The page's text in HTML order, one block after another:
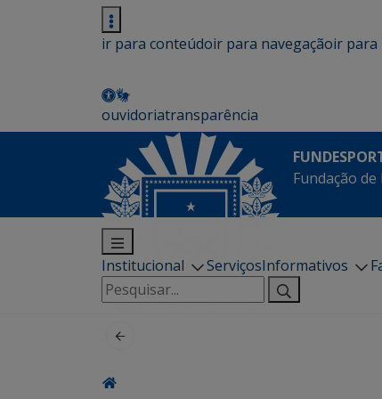
ir para conteúdoir para navegaçãoir para
ouvidoriatransparência
Fundação
Institucional ServiçosInformativos
Pesquisar
por: